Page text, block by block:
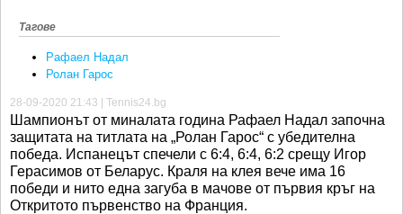
Тагове
Рафаел Надал
Ролан Гарос
28-09-2020 21:43 | Tennis24.bg
Шампионът от миналата година Рафаел Надал започна
защитата на титлата на „Ролан Гарос“ с убедителна
победа. Испанецът спечели с 6:4, 6:4, 6:2 срещу Игор
Герасимов от Беларус. Краля на клея вече има 16
победи и нито една загуба в мачове от първия кръг на
Откритото първенство на Франция.